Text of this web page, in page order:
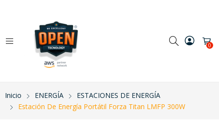
0
Inicio ENERGÍA
ESTACIONES DE ENERGÍA
Estación De Energía Portátil Forza Titan LMFP 300W